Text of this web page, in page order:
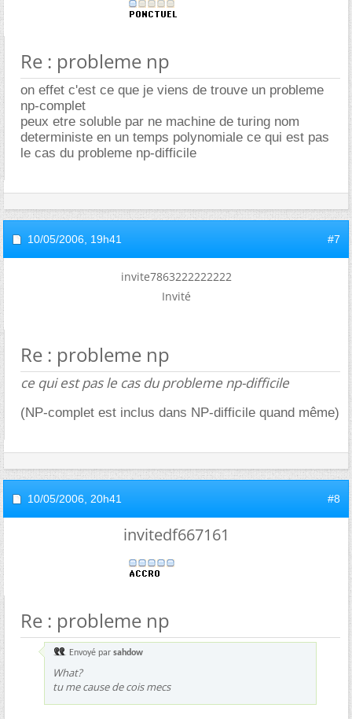
Re : probleme np
on effet c'est ce que je viens de trouve un probleme
np-complet
peux etre soluble par ne machine de turing nom
deterministe en un temps polynomiale ce qui est pas
le cas du probleme np-difficile
10/05/2006, 19h41 #7
invite7863222222222
Invité
Re : probleme np
ce qui est pas le cas du probleme np-difficile
(NP-complet est inclus dans NP-difficile quand même)
10/05/2006, 20h41 #8
invitedf667161
Re : probleme np
Envoyé par sahdow
What?
tu me cause de cois mecs